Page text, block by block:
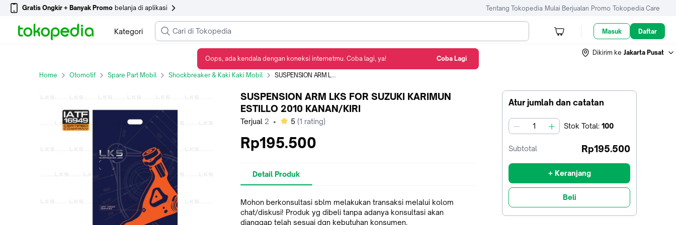
Gratis Ongkir + Banyak Promo belanja di aplikasi Tentang Tokopedia Mulai Berjualan Promo Tokopedia Care
Kategori Masuk Daftar
Dikirim ke Jakarta Pusat
Home Otomotif Spare Part Mobil Shockbreaker & Kaki Kaki Mobil SUSPENSION ARM LKS FOR SUZUKI KARIMUN ESTILLO 2010 KANAN/KIRI
Atur jumlah dan catatan
jumlah Stok Total: 100
Subtotal Rp195.500
+ Keranjang
Beli
SUSPENSION ARM LKS FOR SUZUKI KARIMUN
ESTILLO 2010 KANAN/KIRI
Terjual 2 • bintang
5 (1 rating)
Rp195.500
Detail Produk
Mohon berkonsultasi sblm melakukan transaksi melalui kolom
chat/diskusi! Produk yg dibeli tanpa adanya konsultasi akan
dianggap telah sesuai dgn kebutuhan konsumen.
Oops, ada kendala dengan koneksi internetmu. Coba lagi, ya! Coba Lagi